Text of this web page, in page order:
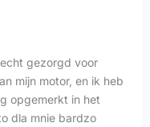
gezorgd voor
mijn motor, en ik heb
opgemerkt in het
dla mnie bardzo